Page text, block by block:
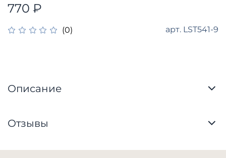
(0) арт. LST541-9
770 ₽
Описание
Отзывы